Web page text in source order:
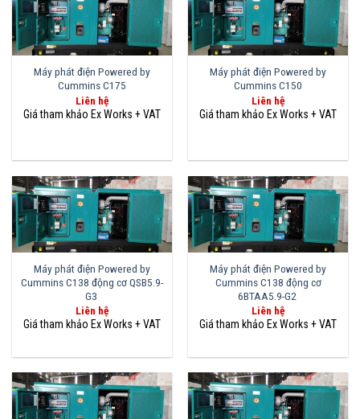
Máy phát điện Powered by
Cummins C175
Liên hệ
Máy phát điện Powered by
Cummins C150
Liên hệ
Máy phát điện Powered by
Cummins C138 động cơ QSB5.9-
G3
Liên hệ
Máy phát điện Powered by
Cummins C138 động cơ
6BTAA5.9-G2
Liên hệ